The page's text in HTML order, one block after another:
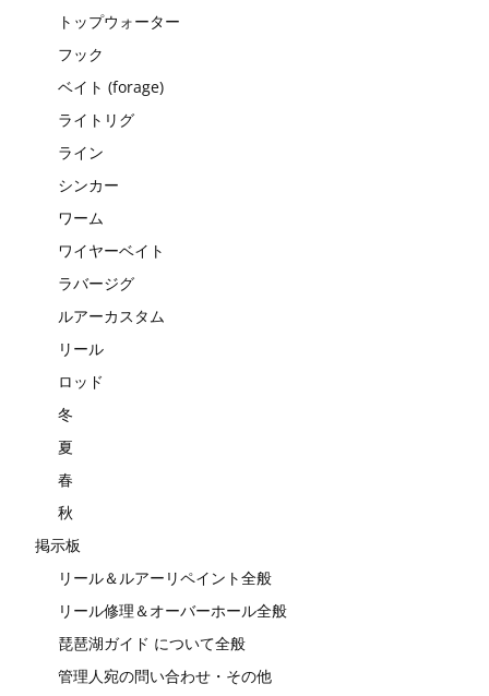
トップウォーター
フック
ベイト (forage)
ライトリグ
ライン
シンカー
ワーム
ワイヤーベイト
ラバージグ
ルアーカスタム
リール
ロッド
冬
夏
春
秋
掲示板
リール＆ルアーリペイント全般
リール修理＆オーバーホール全般
琵琶湖ガイド について全般
管理人宛の問い合わせ・その他